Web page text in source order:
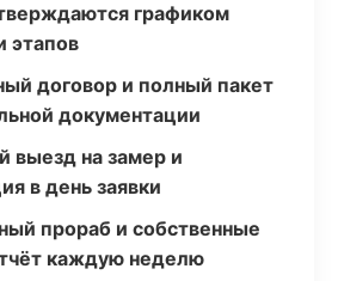
графиком
этапов
договор и полный пакет
документации
выезд на замер и
в день заявки
прораб и собственные
каждую неделю